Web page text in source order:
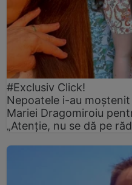
#Exclusiv Click!
Nepoatele i-au
Mariei Dragomiroiu
„Atenție, nu se dă pe